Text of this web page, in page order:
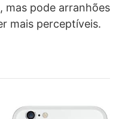
mas pode arranhões
mais perceptíveis.